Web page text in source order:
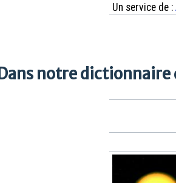
Un service de :
Dans notre